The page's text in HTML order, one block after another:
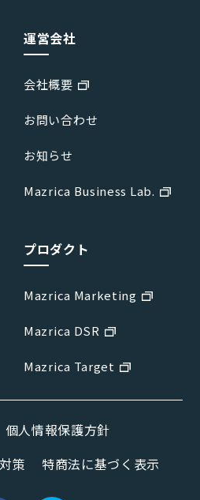
運営会社
会社概要
お問い合わせ
お知らせ
Mazrica Business Lab.
プロダクト
Mazrica Marketing
Mazrica DSR
Mazrica Target
個人情報保護方針
策
特商法に基づく表示